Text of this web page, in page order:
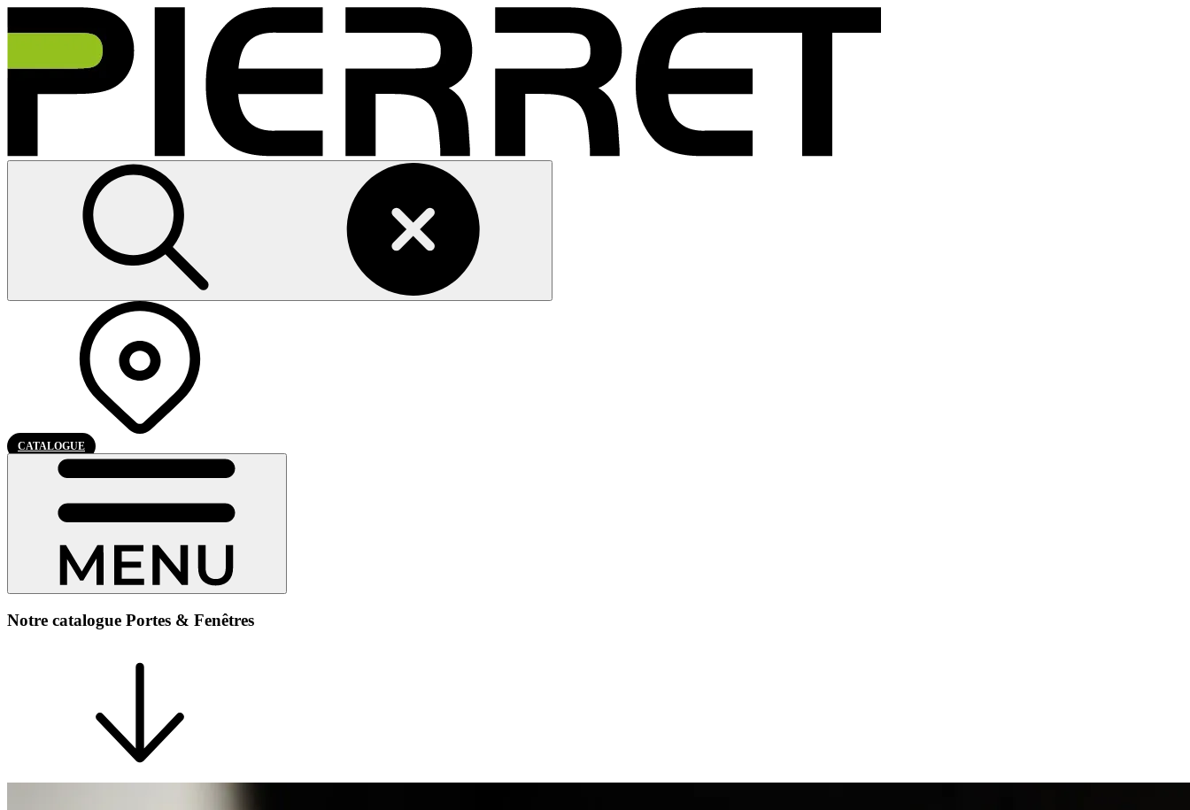
CATALOGUE
Notre catalogue Portes & Fenêtres